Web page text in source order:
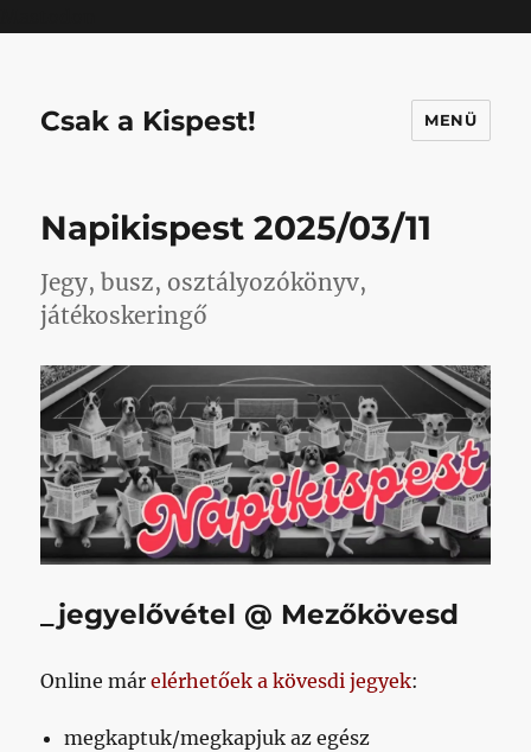
Csak a Kispest! MENÜ
Napikispest 2025/03/11
Jegy, busz, osztályozókönyv,
játékoskeringő
_jegyelővétel @ Mezőkövesd
Online márelérhetőek a kövesdi jegyek:
megkaptuk/megkapjuk az egész